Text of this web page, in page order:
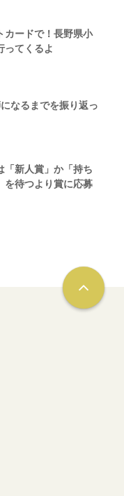
カードで！長野県小
ってくるよ
なるまでを振り返っ
「新人賞」か「持ち
を待つより賞に応募